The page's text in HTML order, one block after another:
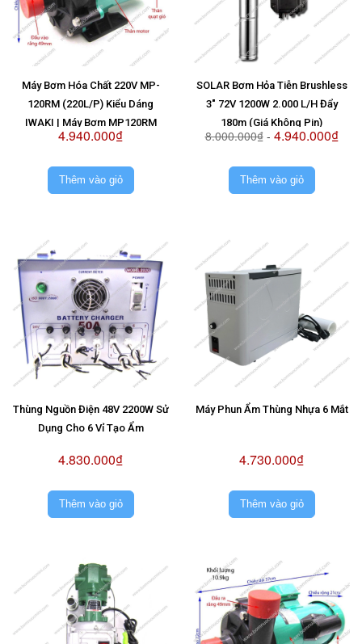
Máy Bơm Hóa Chất 220V MP-
120RM (220L/P) Kiểu Dáng
IWAKI | Máy Bơm MP120RM
220V
4.940.000₫
Thêm vào giỏ
SOLAR Bơm Hỏa Tiễn Brushless
3" 72V 1200W 2.000 L/H Đẩy
180m (Giá Không Pin)
8.000.000₫- 4.940.000₫
Thêm vào giỏ
Thùng Nguồn Điện 48V 2200W Sử
Dụng Cho 6 Vỉ Tạo Ẩm
4.830.000₫
Thêm vào giỏ
Máy Phun Ẩm Thùng Nhựa 6 Mắt
4.730.000₫
Thêm vào giỏ